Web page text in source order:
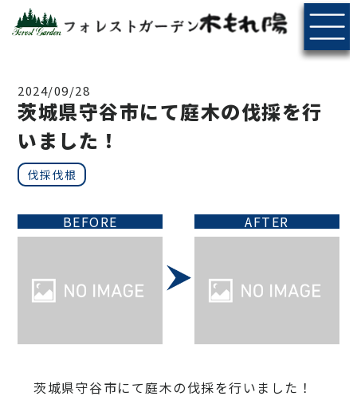
2024/09/28
茨城県守谷市にて庭木の伐採を行
いました！
伐採伐根
BEFORE AFTER
茨城県守谷市にて庭木の伐採を行いました！